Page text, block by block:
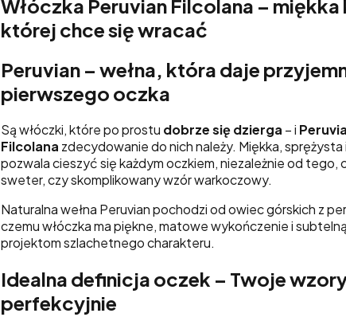
Włóczka Peruvian Filcolana –
której chce się wracać
Peruvian – wełna, która daje
pierwszego oczka
Są włóczki, które po prostu dobrze się dzierga – i
Filcolana zdecydowanie do nich należy. Miękka,
pozwala cieszyć się każdym oczkiem, niezależnie od
sweter, czy skomplikowany wzór warkoczowy.
Naturalna wełna Peruvian pochodzi od owiec górskich z
czemu włóczka ma piękne, matowe wykończenie i
projektom szlachetnego charakteru.
Idealna definicja oczek – Twoje
perfekcyjnie